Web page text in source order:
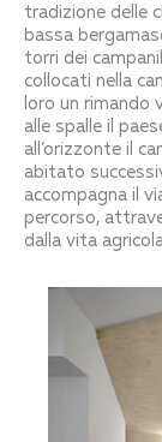
tradizione delle
bassa
torri dei
collocati nella
loro un rimando
alle spalle il
all’orizzonte il
abitato
accompagna il
percorso,
dalla vita